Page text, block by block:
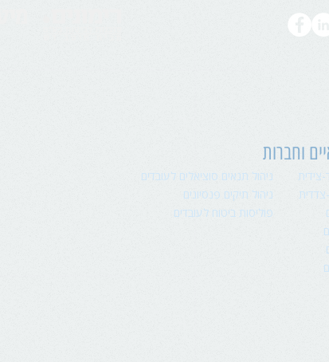
וחברות
ניהול תנאים סוציאלים לעובדים
ניהול תיקים פנסיונים
פוליסות ביטוח לעובדים
צידית